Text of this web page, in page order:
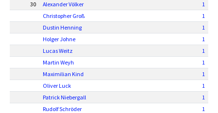
30
Alexander Völker
1
Christopher Groß
1
Dustin Henning
1
Holger Johne
1
Lucas Weitz
1
Martin Weyh
1
Maximilian Kind
1
Oliver Luck
1
Patrick Niebergall
1
Rudolf Schröder
1